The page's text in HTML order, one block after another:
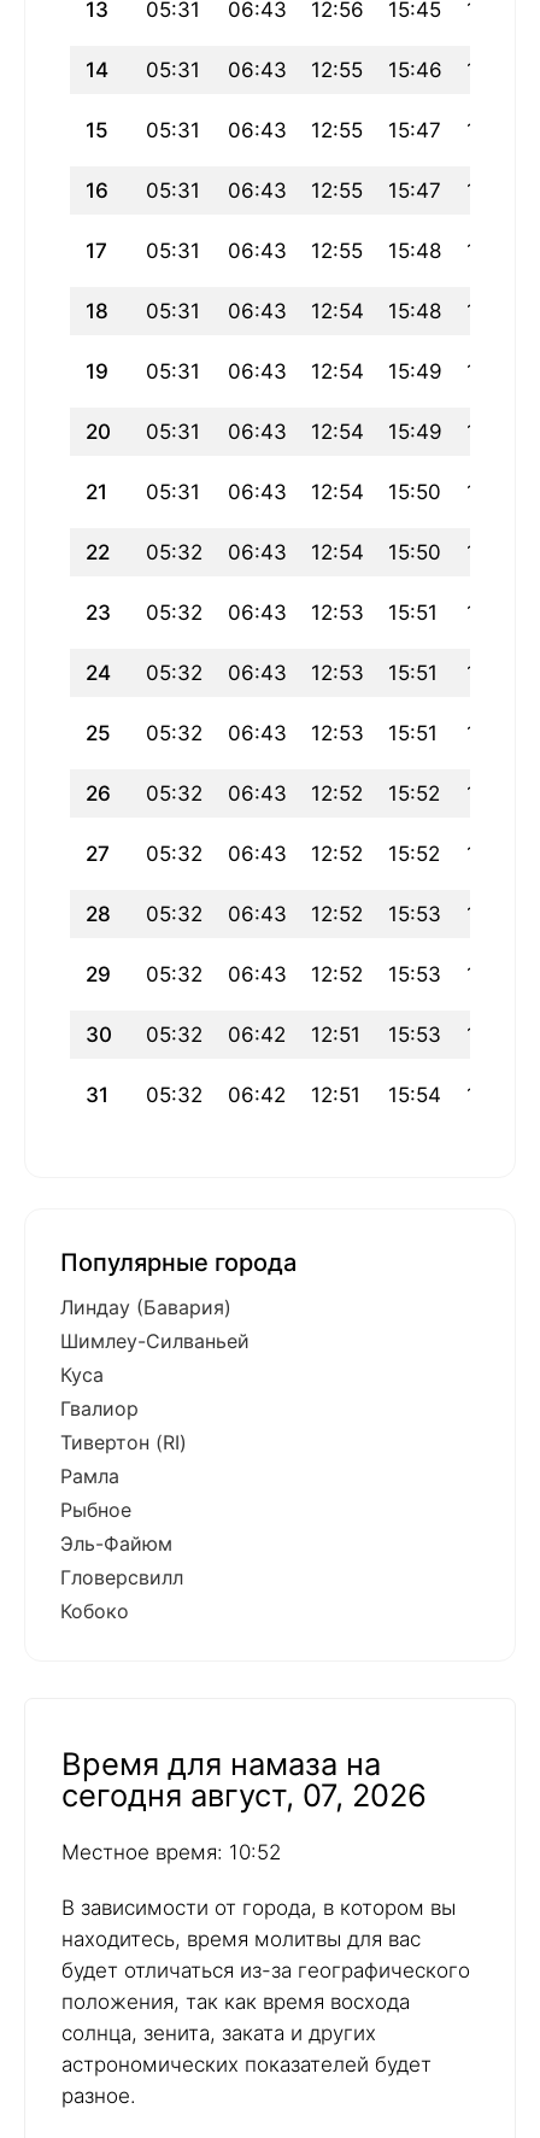
13 05:31 06:43 12:56 15:45 19:08
14 05:31 06:43 12:55 15:46 19:08
15 05:31 06:43 12:55 15:47 19:07
16 05:31 06:43 12:55 15:47 19:07
17 05:31 06:43 12:55 15:48 19:06
18 05:31 06:43 12:54 15:48 19:06
19 05:31 06:43 12:54 15:49 19:06
20 05:31 06:43 12:54 15:49 19:05
21 05:31 06:43 12:54 15:50 19:05
22 05:32 06:43 12:54 15:50 19:04
23 05:32 06:43 12:53 15:51 19:04
24 05:32 06:43 12:53 15:51 19:03
25 05:32 06:43 12:53 15:51 19:03
26 05:32 06:43 12:52 15:52 19:02
27 05:32 06:43 12:52 15:52 19:02
28 05:32 06:43 12:52 15:53 19:01
29 05:32 06:43 12:52 15:53 19:01
30 05:32 06:42 12:51 15:53 19:00
31 05:32 06:42 12:51 15:54 18:59
Популярные города
Линдау (Бавария)
Шимлеу-Силваньей
Куса
Гвалиор
Тивертон (RI)
Рамла
Рыбное
Эль-Файюм
Гловерсвилл
Кобоко
Время для намаза на
сегодня август, 07, 2026
Местное время: 10:52
В зависимости от города, в котором вы
находитесь, время молитвы для вас
будет отличаться из-за географического
положения, так как время восхода
солнца, зенита, заката и других
астрономических показателей будет
разное.